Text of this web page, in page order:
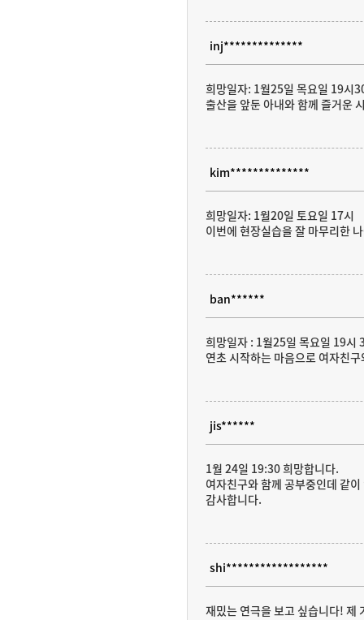
inj**************
희망일자: 1월25일 목요일 19시
출산을 앞둔 아내와 함께 즐거운
kim**************
희망일자: 1월20일 토요일 17시
이번에 현장실습을 잘 마무리한
ban******
희망일자 : 1월25일 목요일 19시
연초 시작하는 마음으로 여자친
jis******
1월 24일 19:30 희망합니다.
여자친구와 함께 공부중인데 같
감사합니다.
shi******************
재밌는 연극을 보고 싶습니다! 제